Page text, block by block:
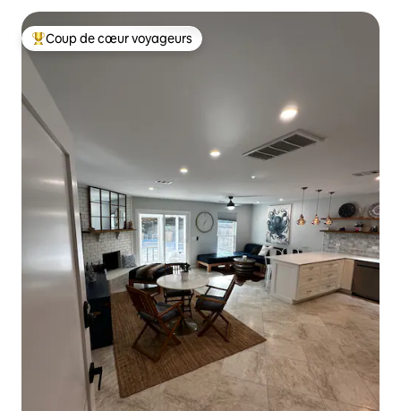
Coups de cœur voyageurs les plus appréciés
Coup de cœur voyageurs